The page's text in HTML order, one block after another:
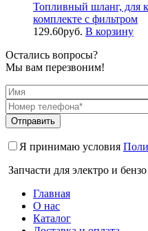
Топливный шланг, для
комплекте с фильтром
129.60руб. В корзину
Остались вопросы?
Мы вам перезвоним!
Я принимаю условия
Запчасти для электро и
Главная
О нас
Каталог